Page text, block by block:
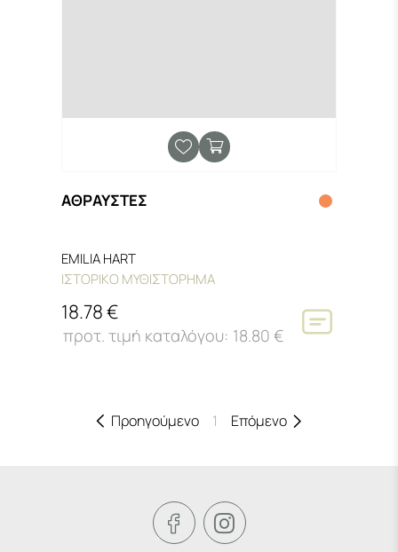
ΑΘΡΑΥΣΤΕΣ
EMILIA HART
ΙΣΤΟΡΙΚΟ ΜΥΘΙΣΤΟΡΗΜΑ
18.78 €
18.80 €
 Προηγούμενο 1 Επόμενο 
 